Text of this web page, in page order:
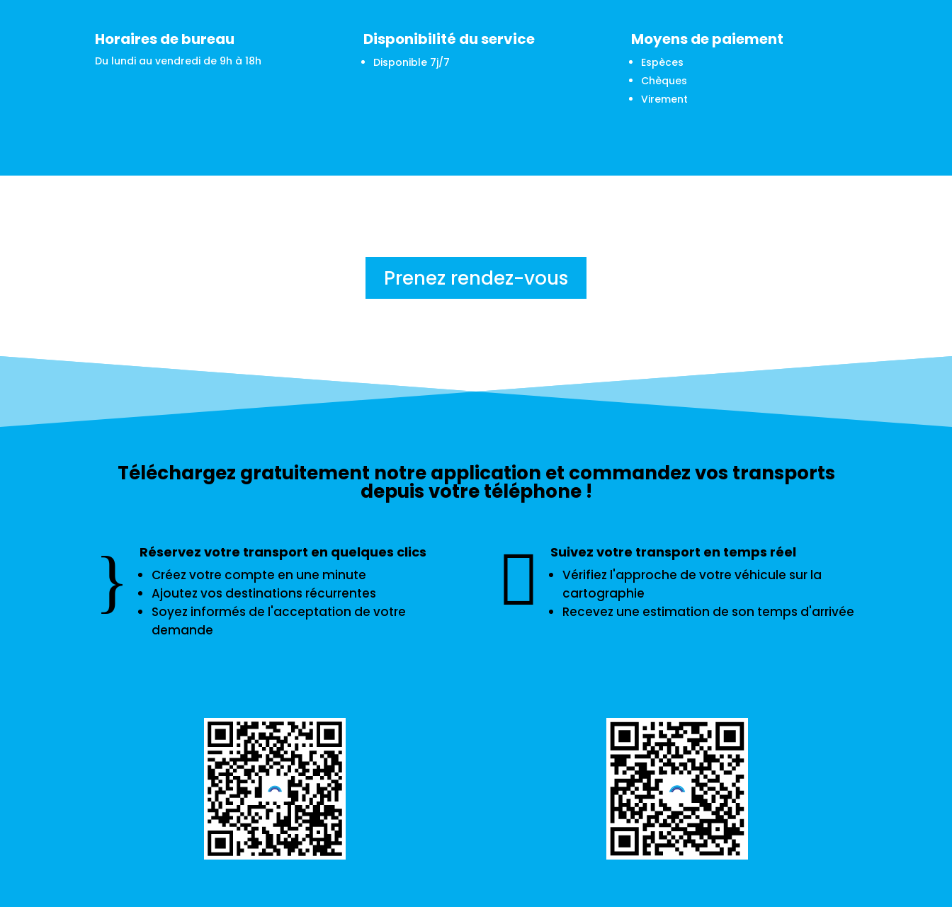
Horaires de bureau
Du lundi au vendredi de 9h à 18h
Disponibilité du service
Disponible 7j/7
Moyens de paiement
Espèces
Chèques
Virement
Prenez rendez-vous
Téléchargez gratuitement notre application et commandez vos transports
depuis votre téléphone !
} Réservez votre transport en quelques clics
Créez votre compte en une minute
Ajoutez vos destinations récurrentes
Soyez informés de l'acceptation de votre
demande
 Suivez votre transport en temps réel
Vérifiez l'approche de votre véhicule sur la
cartographie
Recevez une estimation de son temps d'arrivée